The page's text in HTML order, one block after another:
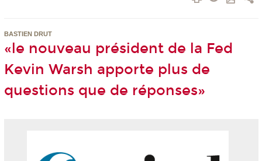
BASTIEN DRUT
«le nouveau président de la Fed
Kevin Warsh apporte plus de
questions que de réponses»